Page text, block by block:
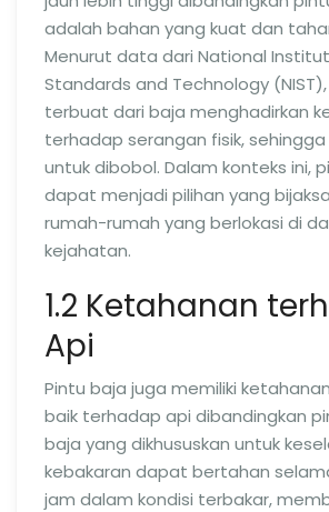
adalah bahan yang kuat dan
Menurut data dari National
Standards and Technology
terbuat dari baja menghadirkan
terhadap serangan fisik,
untuk dibobol. Dalam konteks ini,
dapat menjadi pilihan yang
rumah-rumah yang berlokasi di
kejahatan.
1.2 Ketahanan
Api
Pintu baja juga memiliki
baik terhadap api dibandingkan
baja yang dikhususkan untuk
kebakaran dapat bertahan
jam dalam kondisi terbakar,